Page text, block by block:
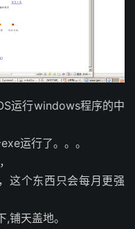
运行windows程序的中
运行了。。。
这个东西只会每月更强
铺天盖地。